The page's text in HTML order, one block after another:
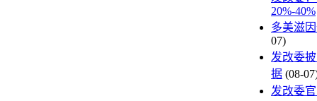
20%-40%
多美滋
07)
发改委
据 (08-
发改委